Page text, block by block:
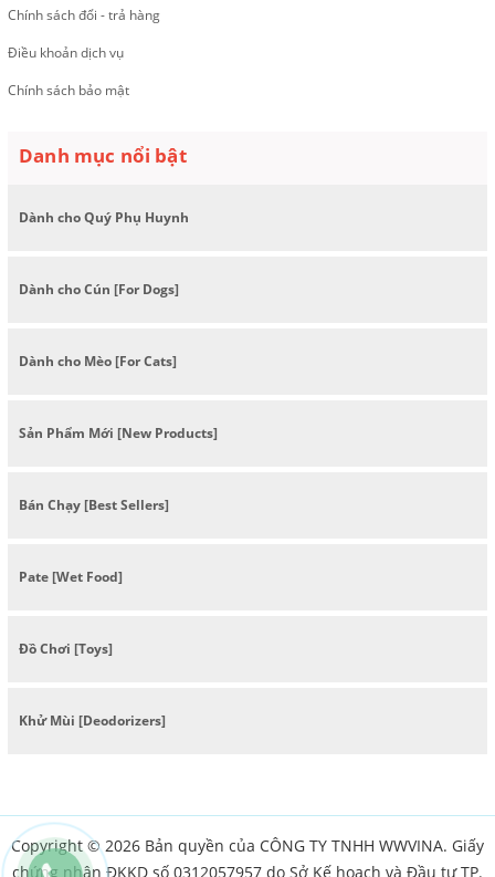
Chính sách đổi - trả hàng
Điều khoản dịch vụ
Chính sách bảo mật
Danh mục nổi bật
Dành cho Quý Phụ Huynh
Dành cho Cún [For Dogs]
Dành cho Mèo [For Cats]
Sản Phẩm Mới [New Products]
Bán Chạy [Best Sellers]
Pate [Wet Food]
Đồ Chơi [Toys]
Khử Mùi [Deodorizers]
Copyright © 2026 Bản quyền của CÔNG TY TNHH WWVINA. Giấy
chứng nhận ĐKKD số 0312057957 do Sở Kế hoạch và Đầu tư TP.